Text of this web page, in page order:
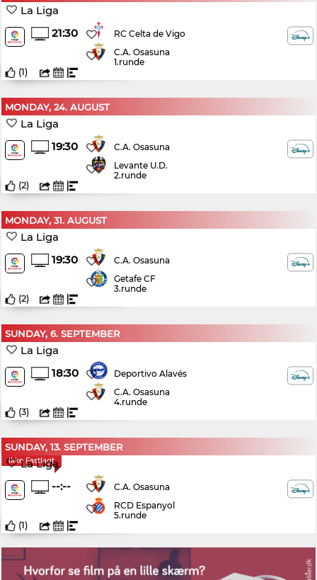
La Liga
21:30
RC Celta de Vigo
C.A. Osasuna
1.runde
(1)
MONDAY, 24. AUGUST
La Liga
19:30
C.A. Osasuna
Levante U.D.
2.runde
(2)
MONDAY, 31. AUGUST
La Liga
19:30
C.A. Osasuna
Getafe CF
3.runde
(2)
SUNDAY, 6. SEPTEMBER
La Liga
18:30
Deportivo Alavés
C.A. Osasuna
4.runde
(3)
SUNDAY, 13. SEPTEMBER
Ikke Fastlagt
La Liga
--:--
C.A. Osasuna
RCD Espanyol
5.runde
(1)